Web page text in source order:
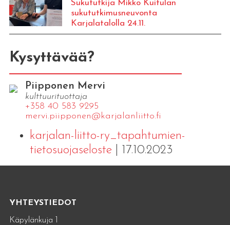
Sukututkija Mikko Kuitulan
sukututkimusneuvonta
Karjalatalolla 24.11.
Kysyttävää?
Piipponen Mervi
kulttuurituottaja
+358 40 583 9295
mervi.​piipponen@​kar​jala​nlii​tto.​fi
karjalan-liitto-ry_tapahtumien-
tietosuojaseloste| 17.10.2023
YHTEYSTIEDOT
Käpylänkuja 1